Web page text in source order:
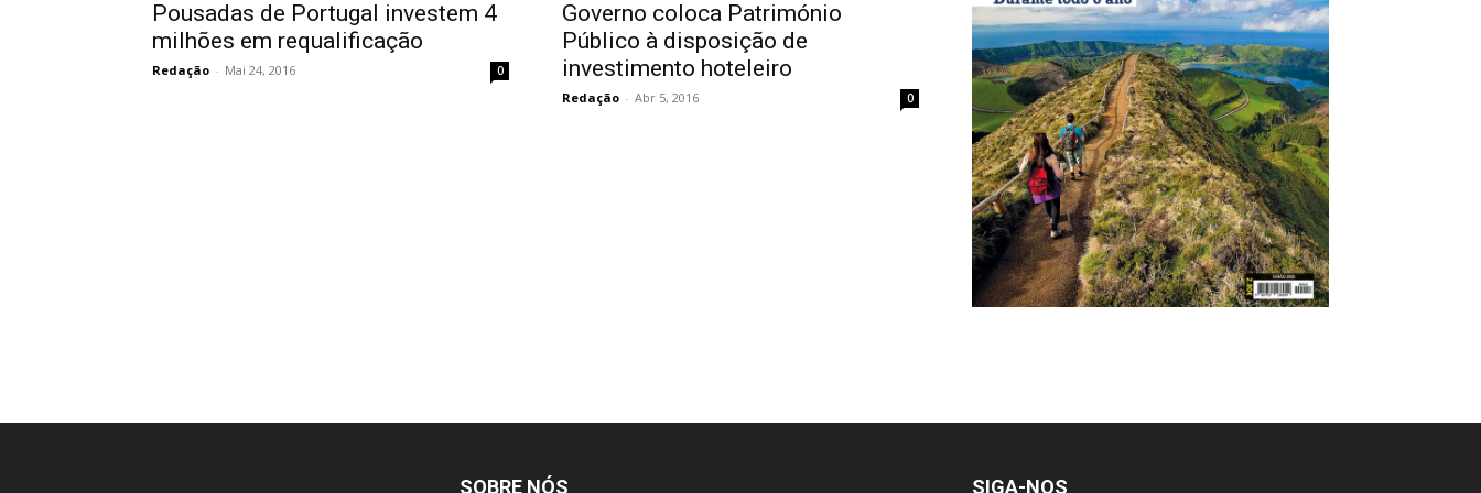
Pousadas de Portugal investem 4
milhões em requalificação
Redação - Mai 24, 2016 0
Governo coloca Património
Público à disposição de
investimento hoteleiro
Redação - Abr 5, 2016 0
SOBRE NÓS SIGA-NOS